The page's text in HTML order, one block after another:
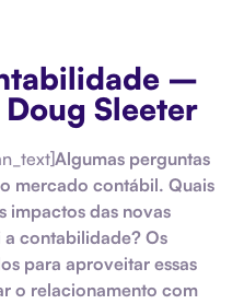
–
Sleeter
Algumas perguntas
mercado contábil. Quais
impactos das novas
contabilidade? Os
para aproveitar essas
o relacionamento com